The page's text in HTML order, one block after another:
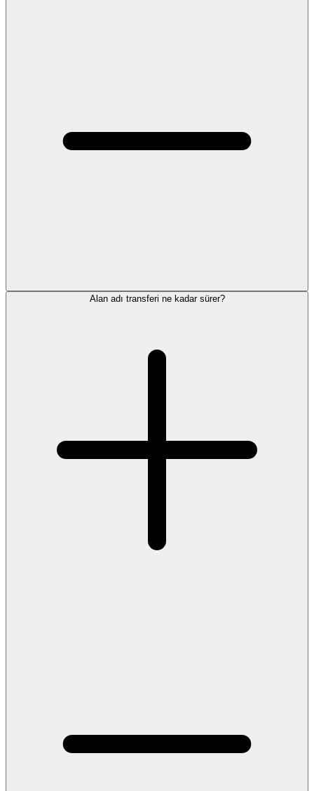
Alan adı transferi ne kadar sürer?